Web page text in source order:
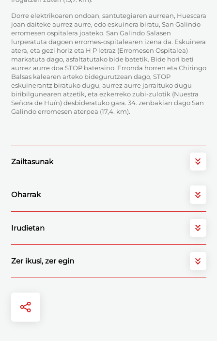
Dorre elektrikoaren ondoan, santutegiaren aurrean, Huescara
joan daiteke aurrez aurre, edo eskuinera biratu, San Galindo
erromesen ospitalera joateko. San Galindo Salasen
lurperatuta dagoen erromes-ospitalearen izena da. Eskuinera
atera, eta gezi horiz eta H P letraz (Erromesen Ospitalea)
markatuta dago, asfaltatutako bide batetik. Bide hori beti
aurrez aurre doa STOP bateraino. Erronda horren eta Chiringo
Balsas kalearen arteko bidegurutzean dago, STOP
eskuinerantz biratuko dugu, aurrez aurre jarraituko dugu
biribilgunearen atzetik, eta ezkerreko zubi-zulotik (Nuestra
Señora de Huín) desbideratuko gara. 34. zenbakian dago San
Galindo erromesen aterpea (17,4. km).
Zailtasunak
Oharrak
Irudietan
Zer ikusi, zer egin